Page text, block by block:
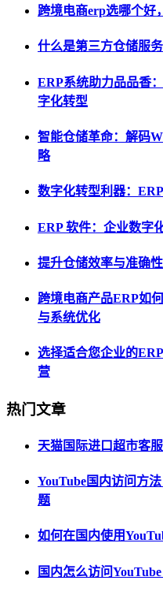
跨境电商erp选哪个好
什么是第三方仓储服
ERP系统助力品品香
字化转型
智能仓储革命：解码
略
数字化转型利器：
ERP 软件：企业数字
提升仓储效率与准确
跨境电商产品ERP如
与系统优化
选择适合您企业的
营
热门文章
天猫国际进口超市客
YouTube国内访问方
题
如何在国内使用
国内怎么访问